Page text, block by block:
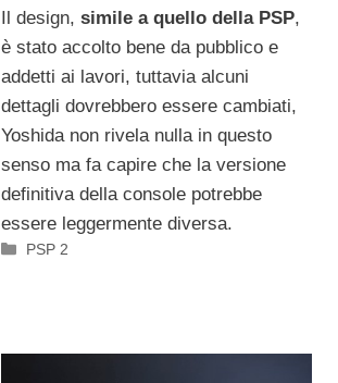
Il design, simile a quello della PSP,
è stato accolto bene da pubblico e
addetti ai lavori, tuttavia alcuni
dettagli dovrebbero essere cambiati,
Yoshida non rivela nulla in questo
senso ma fa capire che la versione
definitiva della console potrebbe
essere leggermente diversa.
Categorie
PSP 2